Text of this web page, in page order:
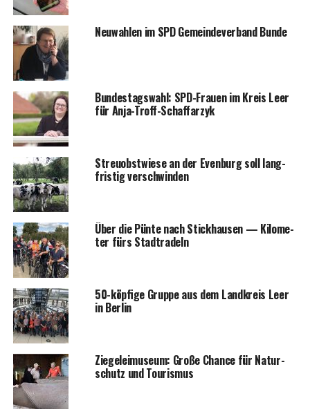
Neu­wah­len im SPD Gemein­de­ver­band Bunde
Bun­des­tags­wahl: SPD-Frau­en im Kreis Leer
für Anja-Troff-Schaffarzyk
Streu­obst­wie­se an der Even­burg soll lang­
fris­tig verschwinden
Über die Pün­te nach Stick­hausen — Kilo­me­
ter fürs Stadtradeln
50-köp­fi­ge Grup­pe aus dem Land­kreis Leer
in Berlin
Zie­ge­lei­mu­se­um: Gro­ße Chan­ce für Natur­
schutz und Tourismus